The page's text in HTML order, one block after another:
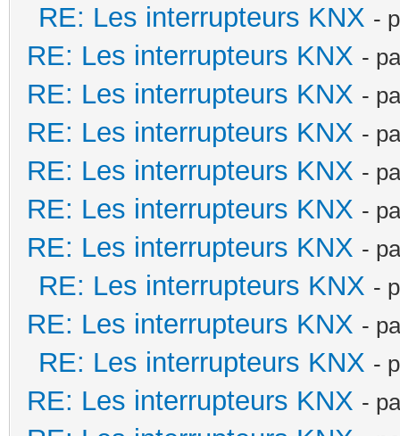
RE: Les interrupteurs KNX -
RE: Les interrupteurs KNX -
RE: Les interrupteurs KNX -
RE: Les interrupteurs KNX -
RE: Les interrupteurs KNX -
RE: Les interrupteurs KNX -
RE: Les interrupteurs KNX -
RE: Les interrupteurs KNX -
RE: Les interrupteurs KNX -
RE: Les interrupteurs KNX -
RE: Les interrupteurs KNX -